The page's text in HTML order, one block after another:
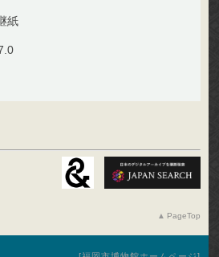
紙
PageTop